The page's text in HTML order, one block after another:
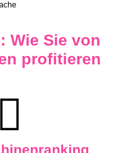
Wie Sie von
profitieren